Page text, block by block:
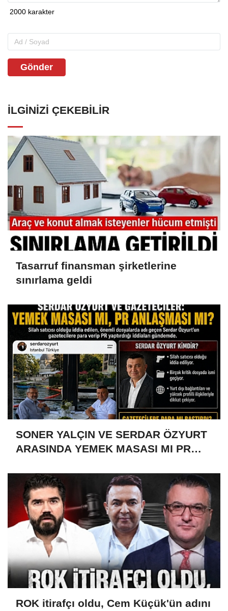
Gönder
İLGINIZI ÇEKEBILIR
Tasarruf finansman şirketlerine
sınırlama geldi
SONER YALÇIN VE SERDAR ÖZYURT
ARASINDA YEMEK MASASI MI PR
ROK itirafçı oldu, Cem Küçük'ün adını